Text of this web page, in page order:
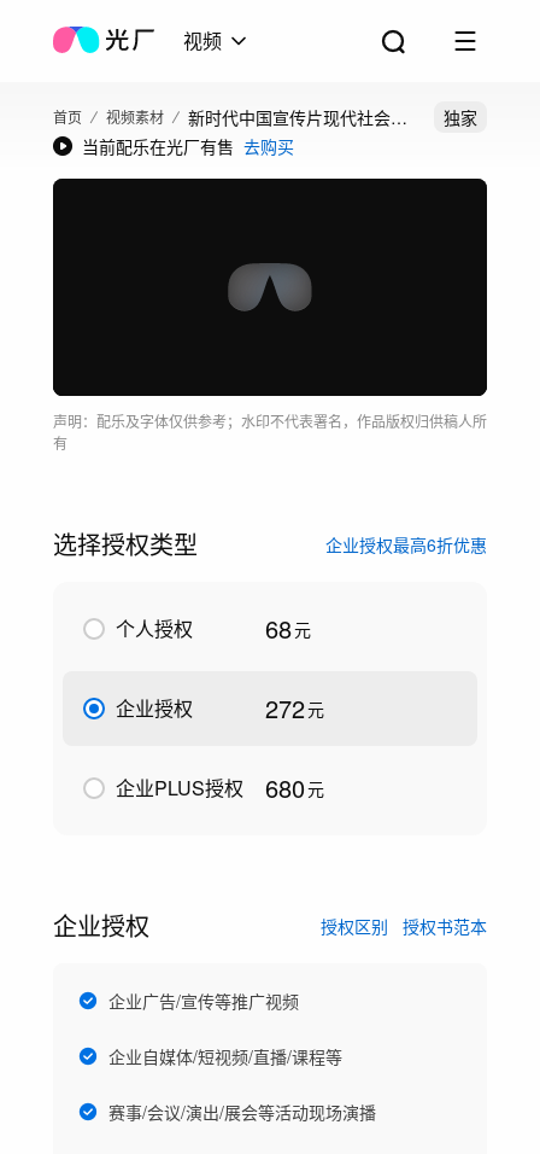
视频
首页 视频素材
新时代中国宣传片现代社会经
济发展祖国风光
独家
当前配乐在光厂有售 去购买
声明：配乐及字体仅供参考；水印不代表署名，作品版权归供稿人所
有
选择授权类型 企业授权最高6折优惠
个人授权 68元
企业授权 272元
企业PLUS授权 680元
企业授权 授权区别 授权书范本
企业广告/宣传等推广视频
企业自媒体/短视频/直播/课程等
赛事/会议/演出/展会等活动现场演播